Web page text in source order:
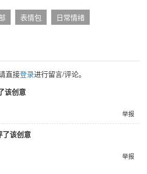
表情包 日常情绪
直接登录进行留言/评论。
该创意
举报
了该创意
举报